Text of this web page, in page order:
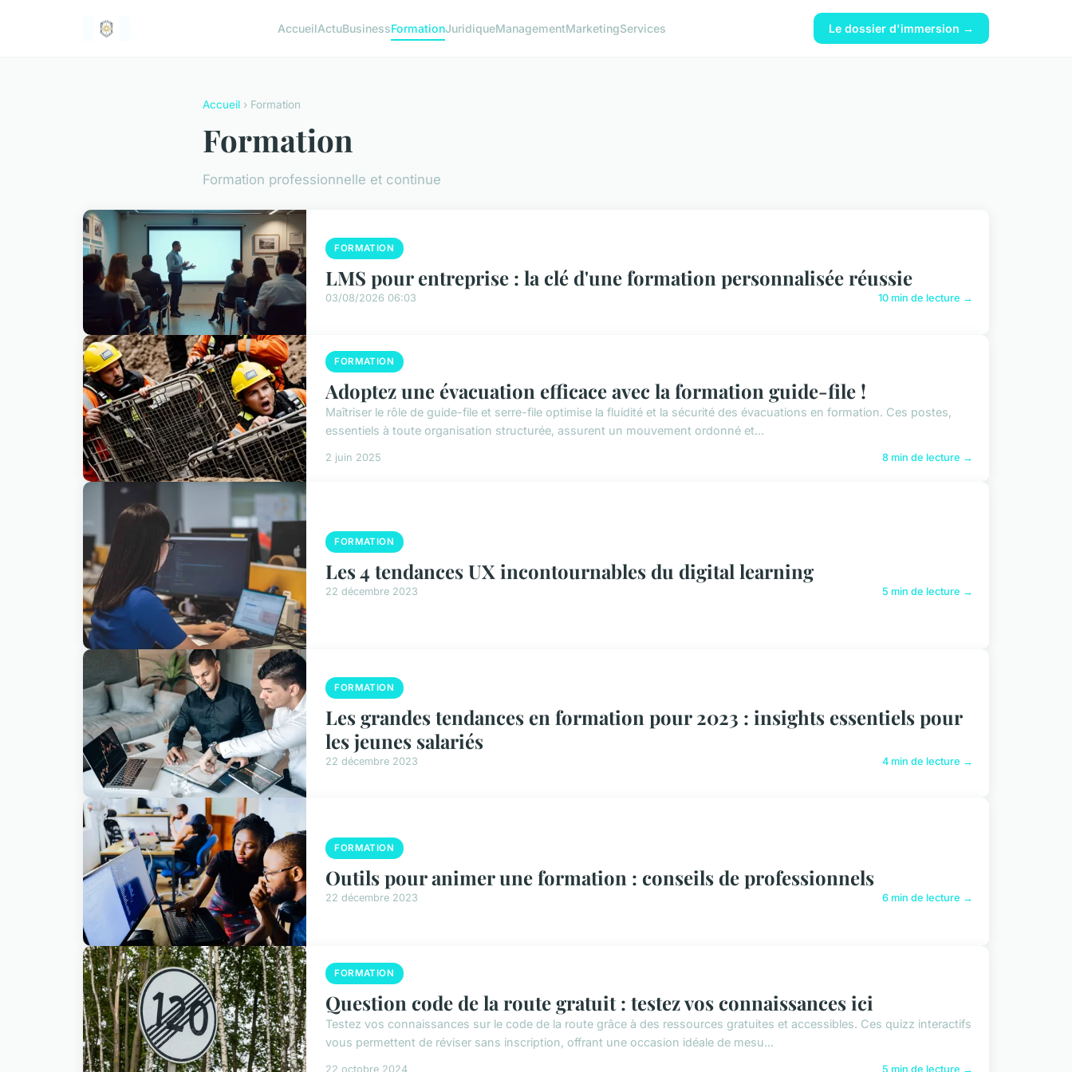
AccueilActuBusinessFormationJuridiqueManagementMarketingServices Le dossier d'immersion →
Accueil › Formation
Formation
Formation professionnelle et continue
FORMATION
LMS pour entreprise : la clé d'une formation personnalisée réussie
03/08/2026 06:03 10 min de lecture →
FORMATION
Adoptez une évacuation efficace avec la formation guide-file !
Maîtriser le rôle de guide-file et serre-file optimise la fluidité et la sécurité des évacuations en formation. Ces postes,
essentiels à toute organisation structurée, assurent un mouvement ordonné et...
2 juin 2025 8 min de lecture →
FORMATION
Les 4 tendances UX incontournables du digital learning
22 décembre 2023 5 min de lecture →
FORMATION
Les grandes tendances en formation pour 2023 : insights essentiels pour
les jeunes salariés
22 décembre 2023 4 min de lecture →
FORMATION
Outils pour animer une formation : conseils de professionnels
22 décembre 2023 6 min de lecture →
FORMATION
Question code de la route gratuit : testez vos connaissances ici
Testez vos connaissances sur le code de la route grâce à des ressources gratuites et accessibles. Ces quizz interactifs
vous permettent de réviser sans inscription, offrant une occasion idéale de mesu...
22 octobre 2024 5 min de lecture →